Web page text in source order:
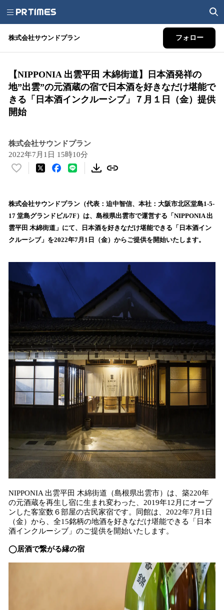
株式会社サウンドプラン フォロー
【NIPPONIA 出雲平田 木綿街道】日本酒発祥の
地”出雲”の元酒蔵の宿で日本酒を好きなだけ堪能で
きる「日本酒インクルーシブ」７月１日（金）提供
開始
株式会社サウンドプラン
2022年7月1日 15時10分
い
！
数
を
読
株式会社サウンドプラン（代表：迫中智信、本社：大阪市北区堂島1-5-
17 堂島グランドビル7F）は、島根県出雲市で運営する「NIPPONIA 出
雲平田 木綿街道」にて、日本酒を好きなだけ堪能できる「日本酒イン
クルーシブ」を2022年7月1日（金）からご提供を開始いたします。
NIPPONIA 出雲平田 木綿街道（島根県出雲市）は、築220年
の元酒蔵を再生し宿に生まれ変わった、2019年12月にオープ
ンした客室数６部屋の古民家宿です。同館は、2022年7月1日
（金）から、全15銘柄の地酒を好きなだけ堪能できる「日本
酒インクルーシブ」のご提供を開始いたします。
◯居酒で繋がる縁の宿